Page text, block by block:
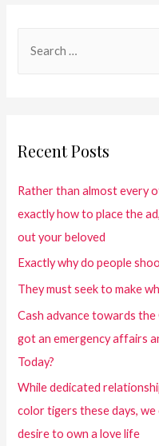
Recent Posts
Rather than almost every
exactly how to place the
out your beloved
Exactly why do people
They must seek to make
Cash advance towards
got an emergency affairs
Today?
While dedicated
color tigers these days,
desire to own a love life